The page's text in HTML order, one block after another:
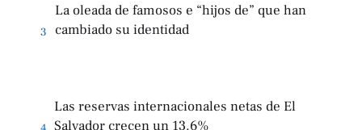
3
La oleada de famosos e “hijos de” que han
cambiado su identidad
Las reservas internacionales netas de El
Salvador crecen un 13.6%